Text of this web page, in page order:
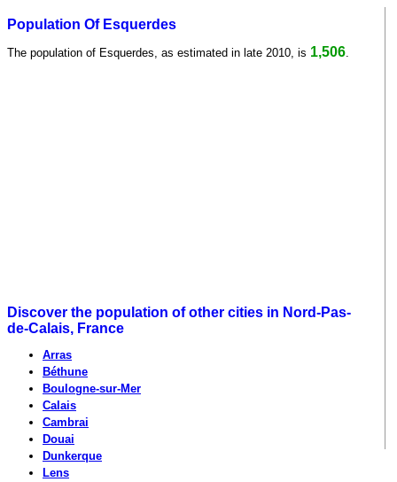
Population Of Esquerdes
The population of Esquerdes, as estimated in late 2010, is 1,506
Discover the population of other cities in Nord-Pas-
de-Calais, France
Arras
Béthune
Boulogne-sur-Mer
Calais
Cambrai
Douai
Dunkerque
Lens